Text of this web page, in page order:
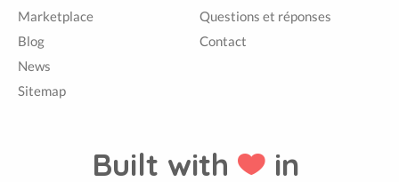
Marketplace
Blog
News
Sitemap
Questions et réponses
Contact
Built with
in